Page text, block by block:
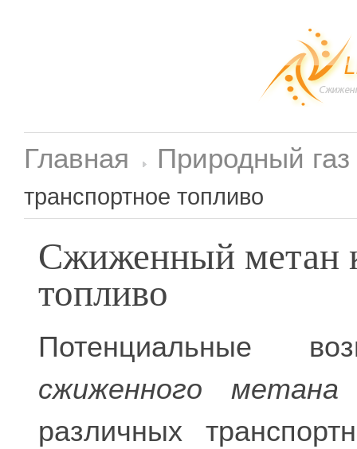
Главная Природный
транспортное топливо
Сжиженный метан
топливо
Потенциальные
сжиженного метана
различных